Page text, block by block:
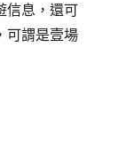
信息，還可
可謂是壹場